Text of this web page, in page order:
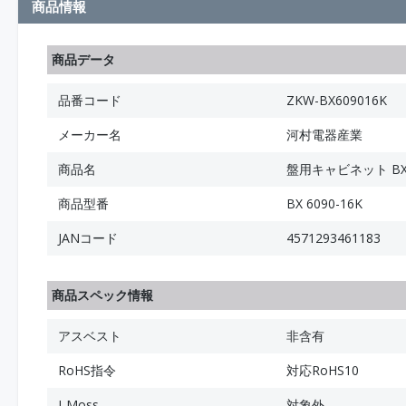
商品情報
商品データ
品番コード
ZKW-BX609016K
メーカー名
河村電器産業
商品名
盤用キャビネット
商品型番
BX 6090-16K
JANコード
4571293461183
商品スペック情報
アスベスト
非含有
RoHS指令
対応RoHS10